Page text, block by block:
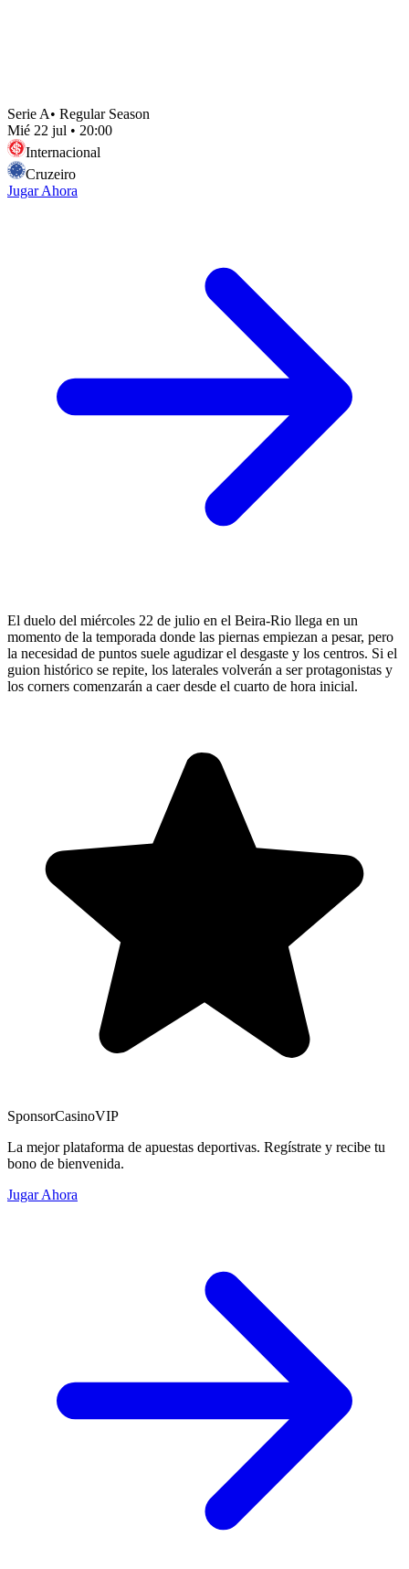
Serie A• Regular Season
Mié 22 jul • 20:00
Internacional
Cruzeiro
Jugar Ahora
El duelo del miércoles 22 de julio en el Beira-Rio llega en un
momento de la temporada donde las piernas empiezan a pesar, pero
la necesidad de puntos suele agudizar el desgaste y los centros. Si el
guion histórico se repite, los laterales volverán a ser protagonistas y
los corners comenzarán a caer desde el cuarto de hora inicial.
SponsorCasinoVIP
La mejor plataforma de apuestas deportivas. Regístrate y recibe tu
bono de bienvenida.
Jugar Ahora